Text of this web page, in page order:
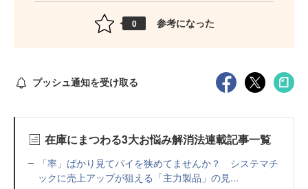
0 参考になった
プッシュ通知を受け取る
在庫にまつわる3大お悩み解消法連載記事一覧
「率」ばかり見てパイを狭めてませんか？ システマチ
ックに売上アップが狙える「主力製品」の見...